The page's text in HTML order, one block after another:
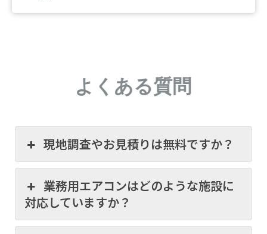
よくある質問
現地調査やお見積りは無料ですか？
業務用エアコンはどのような施設に
対応していますか？